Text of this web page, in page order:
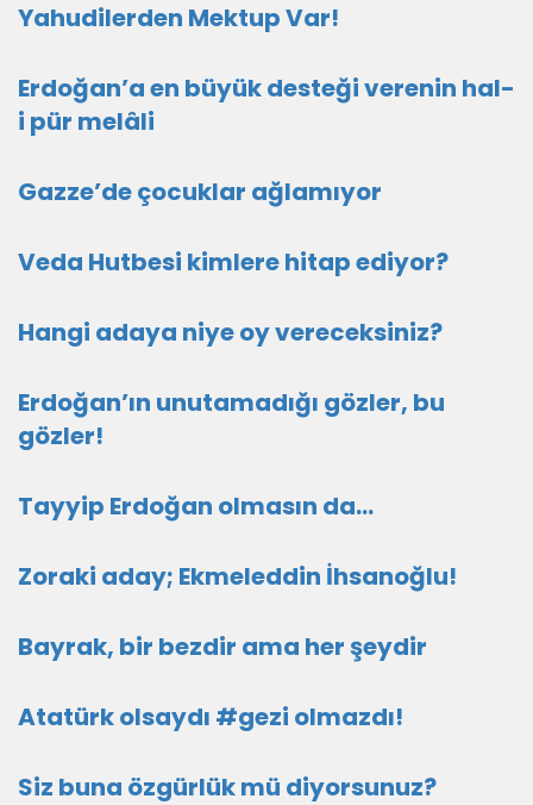
Yahudilerden Mektup Var!
Erdoğan’a en büyük desteği verenin hal-
i pür melâli
Gazze’de çocuklar ağlamıyor
Veda Hutbesi kimlere hitap ediyor?
Hangi adaya niye oy vereceksiniz?
Erdoğan’ın unutamadığı gözler, bu
gözler!
Tayyip Erdoğan olmasın da…
Zoraki aday; Ekmeleddin İhsanoğlu!
Bayrak, bir bezdir ama her şeydir
Atatürk olsaydı #gezi olmazdı!
Siz buna özgürlük mü diyorsunuz?